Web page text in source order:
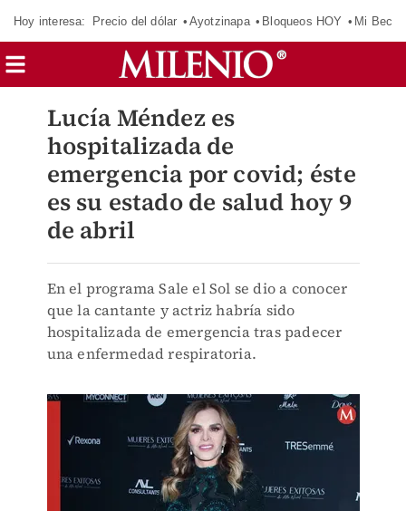
Hoy interesa: Precio del dólar Ayotzinapa Bloqueos HOY Mi Beca
Lucía Méndez es
hospitalizada de
emergencia por covid; éste
es su estado de salud hoy 9
de abril
En el programa Sale el Sol se dio a conocer
que la cantante y actriz habría sido
hospitalizada de emergencia tras padecer
una enfermedad respiratoria.